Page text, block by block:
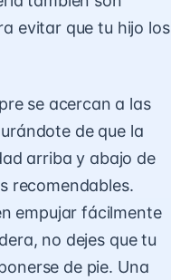
evitar que tu hijo los
se acercan a las
de que la
arriba y abajo de
recomendables.
empujar fácilmente
no dejes que tu
de pie. Una